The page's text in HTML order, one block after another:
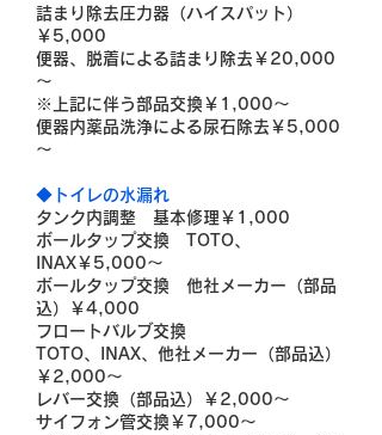
詰まり除去圧力器（ハイスパット）
￥5,000
便器、脱着による詰まり除去￥20,000
～
※上記に伴う部品交換￥1,000～
便器内薬品洗浄による尿石除去￥5,000
～
◆トイレの水漏れ
タンク内調整 基本修理￥1,000
ボールタップ交換 TOTO、
INAX￥5,000～
ボールタップ交換 他社メーカー（部品
込）￥4,000
フロートバルブ交換
TOTO、INAX、他社メーカー（部品込）
￥2,000～
レバー交換（部品込）￥2,000～
サイフォン管交換￥7,000～